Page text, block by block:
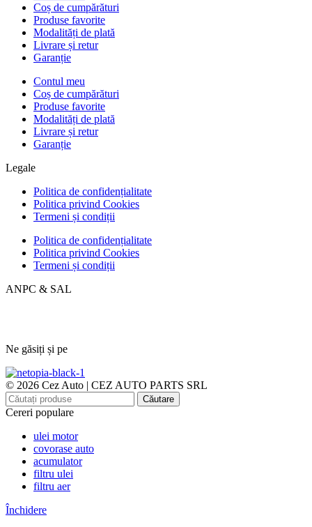
Coș de cumpărături
Produse favorite
Modalități de plată
Livrare și retur
Garanție
Contul meu
Coș de cumpărături
Produse favorite
Modalități de plată
Livrare și retur
Garanție
Legale
Politica de confidențialitate
Politica privind Cookies
Termeni și condiții
Politica de confidențialitate
Politica privind Cookies
Termeni și condiții
ANPC & SAL
Ne găsiți și pe
© 2026 Cez Auto | CEZ AUTO PARTS SRL
Căutare
Cereri populare
ulei motor
covorase auto
acumulator
filtru ulei
filtru aer
Închidere